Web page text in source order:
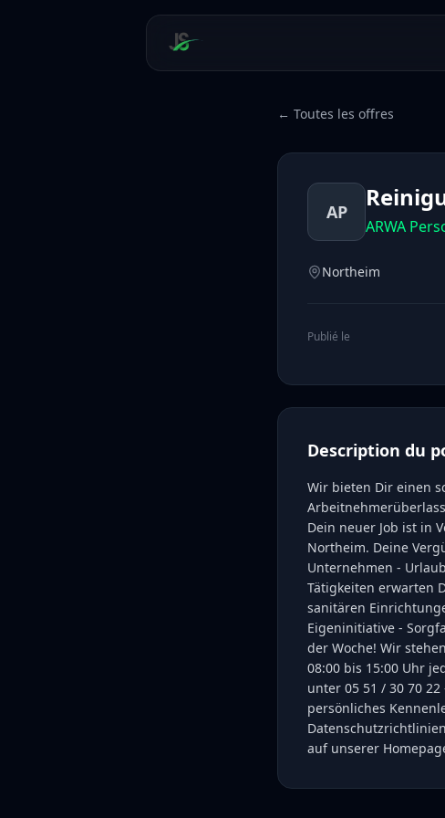
← Toutes les offres
AP
ARWA
Northeim
Publié le
Description du
Wir bieten Dir einen
Dein neuer Job ist in
Northeim. Deine
Unternehmen -
Tätigkeiten erwarten
sanitären
Eigeninitiative -
der Woche! Wir
08:00 bis 15:00 Uhr
unter 05 51 / 30 70
persönliches
auf unserer